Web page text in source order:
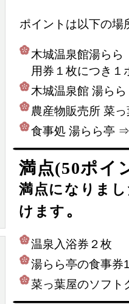
ポイントは以下の場
木城温泉館湯ら
用券１枚につき１
木城温泉館 湯ら
農産物販売所 菜
食事処 湯らら亭
満点(50ポイ
満点になりま
けます 。
温泉入浴
湯らら亭の食事券
菜っ葉屋のソフ